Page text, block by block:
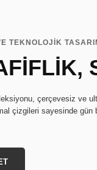
TEKNOLOJİK
çerçevesiz ve
çizgileri sayesinde